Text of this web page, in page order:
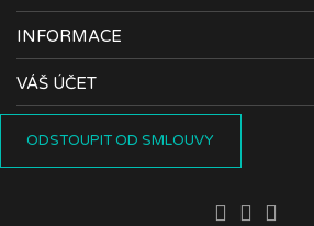
INFORMACE
VÁŠ ÚČET
ODSTOUPIT OD SMLOUVY